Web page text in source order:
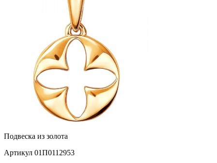
Подвеска из золота
Артикул 01П0112953